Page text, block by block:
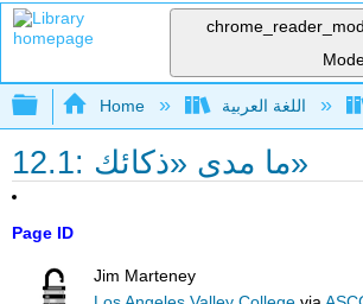
Expand/collapse global
Home
12.1: ما مدى «ذكائك»
Page ID
Jim Marteney